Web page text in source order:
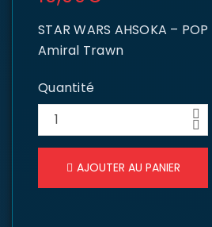
STAR WARS AHSOKA –
Amiral Trawn
Quantité
AJOUTER AU PANIER